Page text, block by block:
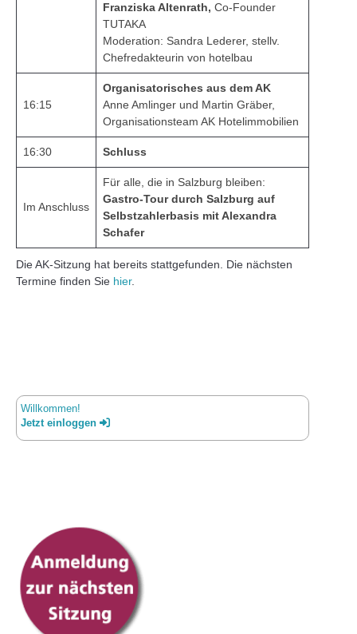
Franziska Altenrath, Co-Founder
TUTAKA
Moderation: Sandra Lederer, stellv.
Chefredakteurin von hotelbau
16:15
Organisatorisches aus dem AK
Anne Amlinger und Martin Gräber,
Organisationsteam AK Hotelimmobilien
16:30 Schluss
Im Anschluss
Für alle, die in Salzburg bleiben:
Gastro-Tour durch Salzburg auf
Selbstzahlerbasis mit Alexandra
Schafer
Die AK-Sitzung hat bereits stattgefunden. Die nächsten
Termine finden Sie hier.
Willkommen!
Jetzt einloggen